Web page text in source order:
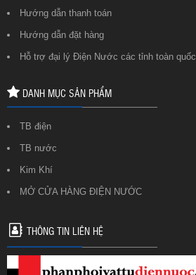
Hướng dẫn thanh toán
Hướng dẫn đặt hàng
Hỗ trợ đại lý Điện Nước các tỉnh toàn quốc
DANH MỤC SẢN PHẨM
TB điện
TB nước
Kim Khí
MỞ CỬA HÀNG ĐIỆN NƯỚC
THÔNG TIN LIÊN HỆ